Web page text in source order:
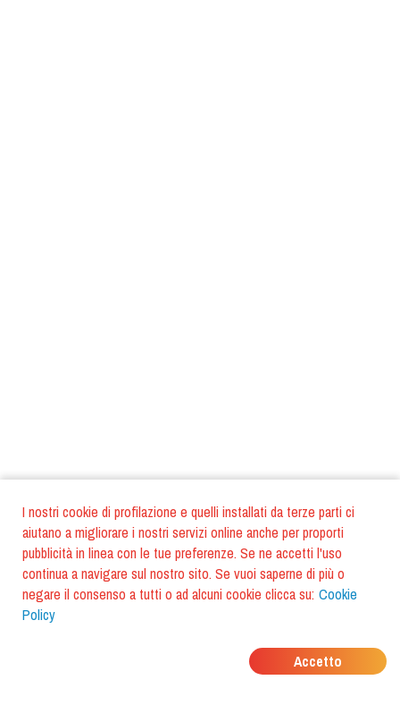
I nostri cookie di profilazione e quelli installati da terze parti ci
aiutano a migliorare i nostri servizi online anche per proporti
pubblicità in linea con le tue preferenze. Se ne accetti l'uso
continua a navigare sul nostro sito. Se vuoi saperne di più o
negare il consenso a tutti o ad alcuni cookie clicca su: Cookie
Policy
Accetto
DOVE MANGIANO I
TUOI AMICI?